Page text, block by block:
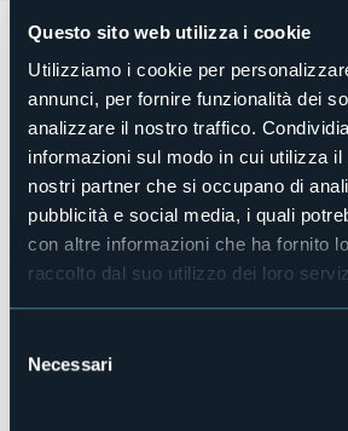
Questo sito web utilizza i cookie
Utilizziamo i cookie per
annunci, per fornire funzionalità dei
analizzare il nostro traffico.
informazioni sul modo in cui utilizza
nostri partner che si occupano di
pubblicità e social media, i quali
con altre informazioni che ha fornito
raccolto dal suo utilizzo dei loro
delNecessari
Sbrinzroute - festa dei someggiatori
Programma:
arrivo della Carovana a Premia verso le
someggiatori saranno accolti dalle
Corpo Musicale di S. Rocco di Premia,
e dai residenti / turisti presenti in
Paese si procederà all'area Pasquer
scambio doni e il rinfresco con
Il giorno successivo la Carovana